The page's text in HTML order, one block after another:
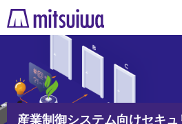
産業制御システム向けセキ